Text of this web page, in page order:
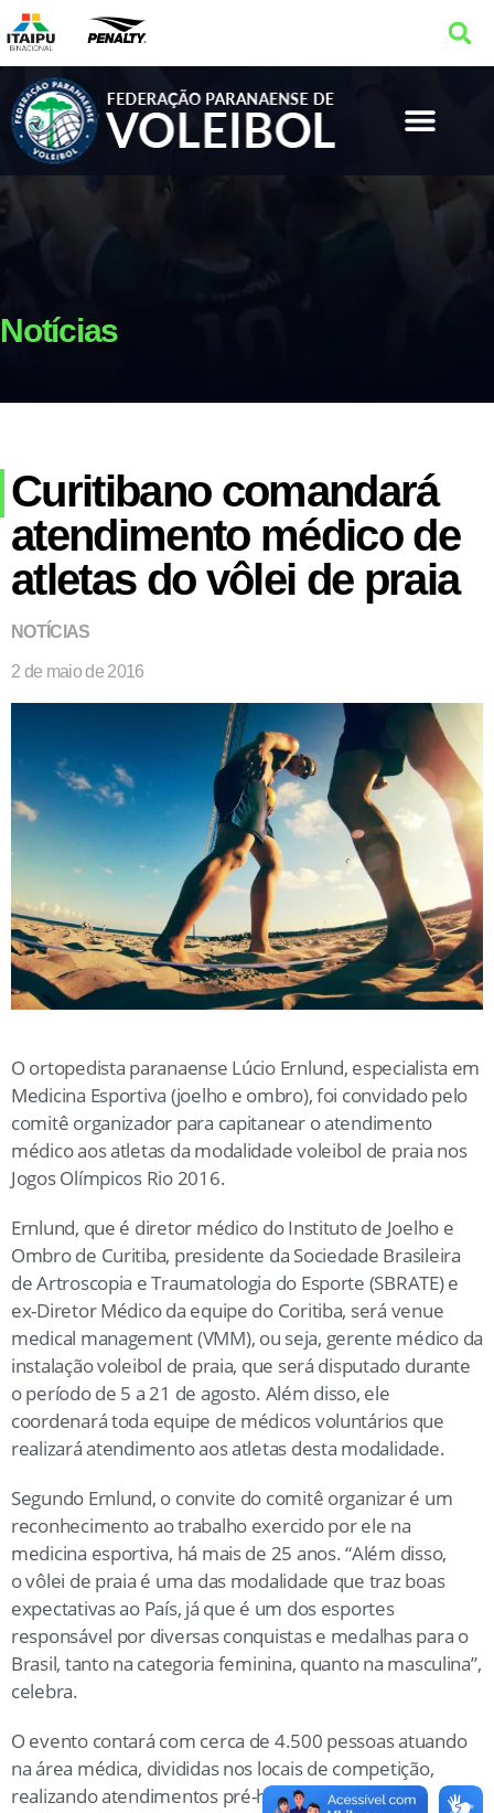
Notícias
Curitibano comandará
atendimento médico de
atletas do vôlei de praia
NOTÍCIAS
2 de maio de 2016
O ortopedista paranaense Lúcio Ernlund, especialista em
Medicina Esportiva (joelho e ombro), foi convidado pelo
comitê organizador para capitanear o atendimento
médico aos atletas da modalidade voleibol de praia nos
Jogos Olímpicos Rio 2016.
Ernlund, que é diretor médico do Instituto de Joelho e
Ombro de Curitiba, presidente da Sociedade Brasileira
de Artroscopia e Traumatologia do Esporte (SBRATE) e
ex-Diretor Médico da equipe do Coritiba, será venue
medical management (VMM), ou seja, gerente médico da
instalação voleibol de praia, que será disputado durante
o período de 5 a 21 de agosto. Além disso, ele
coordenará toda equipe de médicos voluntários que
realizará atendimento aos atletas desta modalidade.
Segundo Ernlund, o convite do comitê organizar é um
reconhecimento ao trabalho exercido por ele na
medicina esportiva, há mais de 25 anos. “Além disso,
o vôlei de praia é uma das modalidade que traz boas
expectativas ao País, já que é um dos esportes
responsável por diversas conquistas e medalhas para o
Brasil, tanto na categoria feminina, quanto na masculina”,
celebra.
O evento contará com cerca de 4.500 pessoas atuando
na área médica, divididas nos locais de competição,
realizando atendimentos pré-hospitalares. “Os